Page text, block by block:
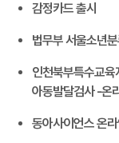
감정카드 출시
법무부 서울소년
인천북부특수교육
아동발달검사 -온
동아사이언스 온